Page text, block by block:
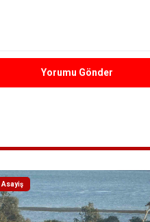
Yorumu Gönder
Asayiş